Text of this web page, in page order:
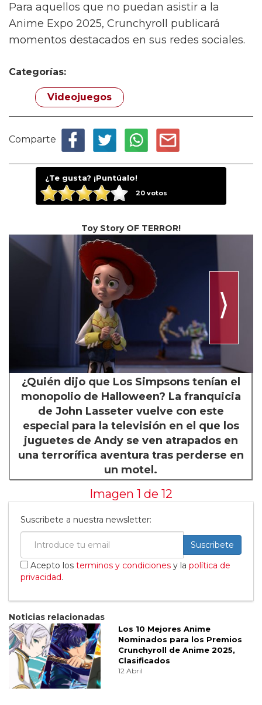
Para aquellos que no puedan asistir a la
Anime Expo 2025, Crunchyroll publicará
momentos destacados en sus redes sociales.
Categorías:
Videojuegos
Comparte
¿Te gusta? ¡Puntúalo!
20votos
Toy Story OF TERROR!
⟩
¿Quién dijo que Los Simpsons tenían el
monopolio de Halloween? La franquicia
de John Lasseter vuelve con este
especial para la televisión en el que los
juguetes de Andy se ven atrapados en
una terrorífica aventura tras perderse en
un motel.
Imagen 1 de 12
Suscribete a nuestra newsletter:
Suscribete
Acepto los terminos y condiciones y la política de
privacidad.
Noticias relacionadas
Los 10 Mejores Anime
Nominados para los Premios
Crunchyroll de Anime 2025,
Clasificados
12 Abril